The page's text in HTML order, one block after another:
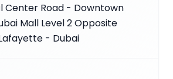
Center Road - Downtown
Mall Level 2 Opposite
- Dubai